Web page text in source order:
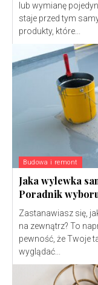
lub wymianę
staje przed tym
produkty, które...
Budowa i remont
Jaka wylewka
Poradnik
Zastanawiasz się,
na zewnątrz? To
pewność, że Twoje
wyglądać...